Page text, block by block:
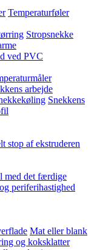
Temperaturføler
Stropsnekke
ved PVC
arbejde
Snekkens
stop af ekstruderen
med det færdige
periferihastighed
Mat eller blank
og koksklatter